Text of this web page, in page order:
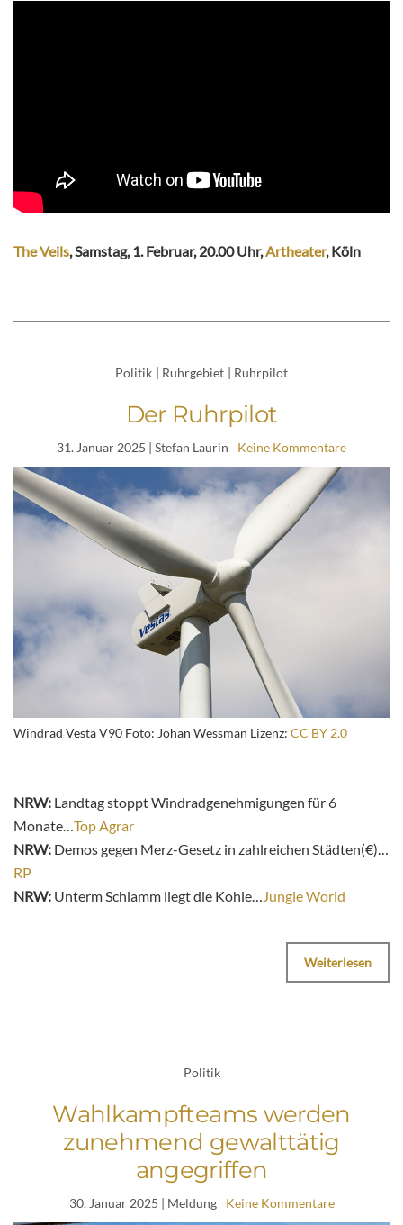
The Veils, Samstag, 1. Februar, 20.00 Uhr, Artheater, Köln
Politik | Ruhrgebiet | Ruhrpilot
Der Ruhrpilot
31. Januar 2025 | Stefan Laurin Keine Kommentare
Windrad Vesta V90 Foto: Johan Wessman Lizenz: CC BY 2.0
NRW: Landtag stoppt Windradgenehmigungen für 6
Monate… Top Agrar
NRW: Demos gegen Merz-Gesetz in zahlreichen Städten(€)…
RP
NRW: Unterm Schlamm liegt die Kohle… Jungle World
Weiterlesen
Politik
Wahlkampfteams werden
zunehmend gewalttätig
angegriffen
30. Januar 2025 | Meldung Keine Kommentare